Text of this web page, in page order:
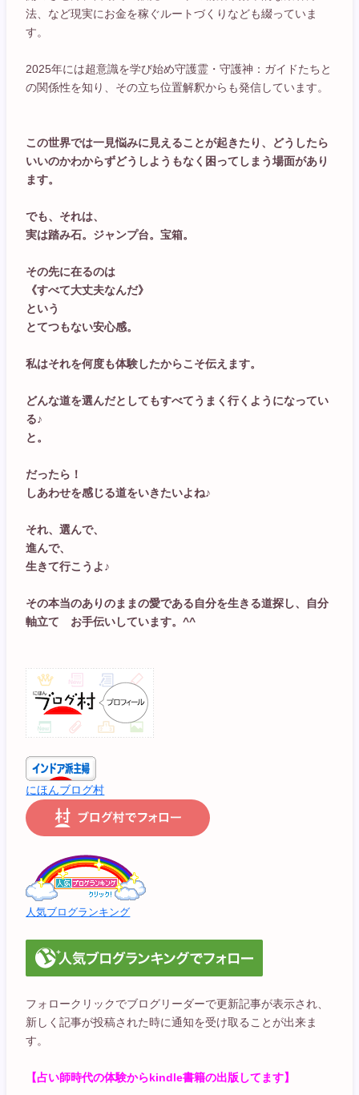
法、など現実にお金を稼ぐルートづくりなども綴っていま
す。
2025年には超意識を学び始め守護霊・守護神：ガイドたちと
の関係性を知り、その立ち位置解釈からも発信しています。
この世界では一見悩みに見えることが起きたり、どうしたら
いいのかわからずどうしようもなく困ってしまう場面があり
ます。
でも、それは、
実は踏み石。ジャンプ台。宝箱。
その先に在るのは
《すべて大丈夫なんだ》
という
とてつもない安心感。
私はそれを何度も体験したからこそ伝えます。
どんな道を選んだとしてもすべてうまく行くようになってい
る♪
と。
だったら！
しあわせを感じる道をいきたいよね♪
それ、選んで、
進んで、
生きて行こうよ♪
その本当のありのままの愛である自分を生きる道探し、自分
軸立て お手伝いしています。^^
にほんブログ村
人気ブログランキング
フォロークリックでブログリーダーで更新記事が表示され、
新しく記事が投稿された時に通知を受け取ることが出来ま
す。
【占い師時代の体験からkindle書籍の出版してます】